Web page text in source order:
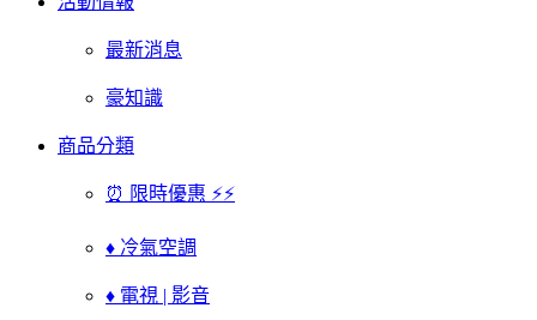
最新消息
豪知識
商品分類
⏰ 限時優惠 ⚡⚡
♦ 冷氣空調
♦ 電視 | 影音